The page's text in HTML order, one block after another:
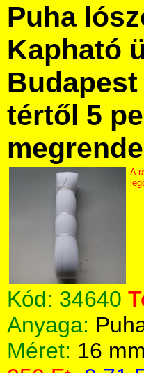
Puha
Kapható
tértől 5
A
Kód: 34640
Anyaga:
Méret: 16